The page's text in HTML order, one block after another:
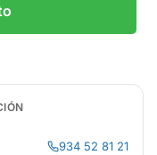
934 52 81 21